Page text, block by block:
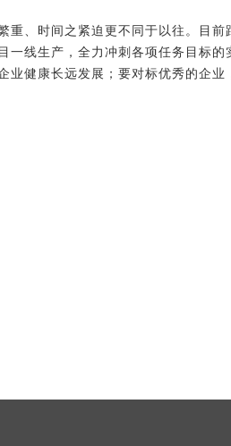
、时间之紧迫更不同于以往。目前
线生产，全力冲刺各项任务目标的
健康长远发展；要对标优秀的企